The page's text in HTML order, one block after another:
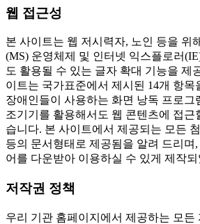
웹 접근성
본 사이트는 웹 저시력자, 노인 등을 위
(MS) 운영체제 및 인터넷 익스플로러
도 활용될 수 있는 글자 확대 기능을 제
이트는 국가표준에서 제시된 14개 항목
장애인들이 사용하는 화면 낭독 프로그
조기기를 활용해서도 웹 콘텐츠에 접근
습니다. 본 사이트에서 제공되는 모든
등의 문서형태로 제공됨을 알려 드리며
어를 다운받아 이용하실 수 있게 제작
저작권 정책
우리 기관 홈페이지에서 제공하는 모든